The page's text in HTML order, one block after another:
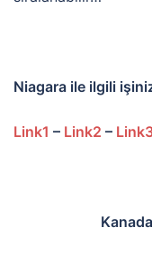
Niagara ile ilgili
Link1 – Link2 –